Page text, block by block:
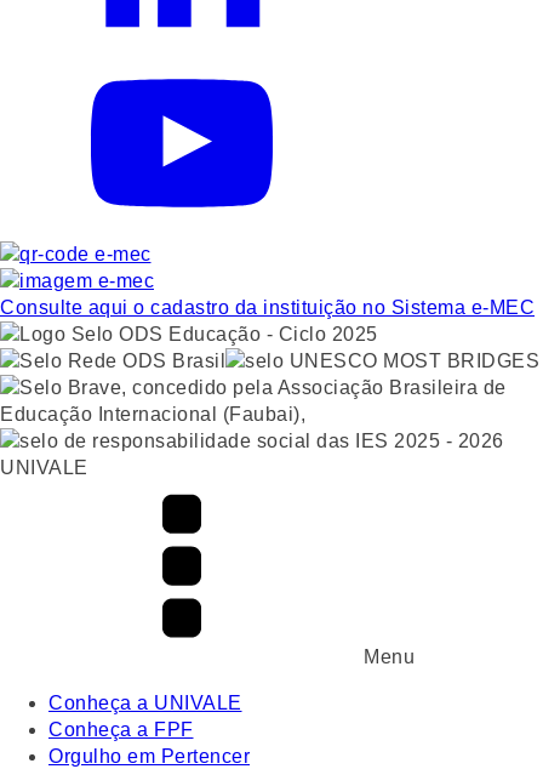
Consulte aqui o cadastro da instituição no Sistema e-MEC
UNIVALE
Menu
Conheça a UNIVALE
Conheça a FPF
Orgulho em Pertencer